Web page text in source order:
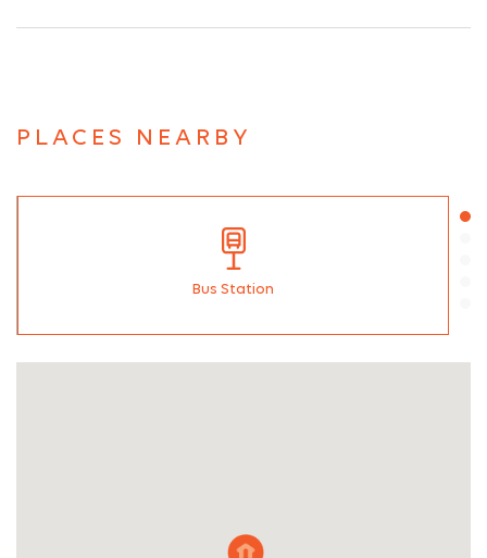
PLACES NEARBY
Bus Station